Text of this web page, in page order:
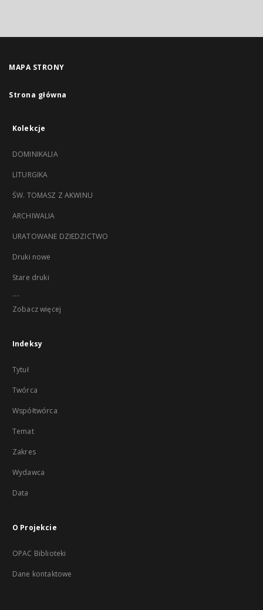
MAPA STRONY
Strona główna
Kolekcje
DOMINIKALIA
LITURGIKA
ŚW. TOMASZ Z AKWINU
ARCHIWALIA
URATOWANE DZIEDZICTWO
Druki nowe
Stare druki
...
Zobacz więcej
Indeksy
Tytuł
Twórca
Współtwórca
Temat
Zakres
Wydawca
Data
O Projekcie
OPAC Biblioteki
Dane kontaktowe